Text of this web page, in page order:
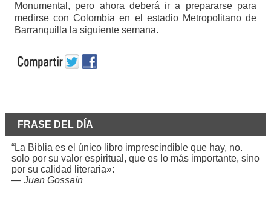
Monumental, pero ahora deberá ir a prepararse para
medirse con Colombia en el estadio Metropolitano de
Barranquilla la siguiente semana.
FRASE DEL DÍA
“La Biblia es el único libro imprescindible que hay, no.
solo por su valor espiritual, que es lo más importante, sino
por su calidad literaria»:
— Juan Gossaín